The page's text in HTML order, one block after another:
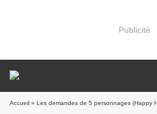
Publicité
Accueil » Les demandes de 5 personnages (Happy